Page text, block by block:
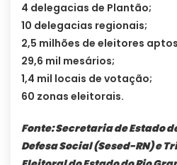
4 delegacias de Plantão;
10 delegacias regionais;
2,5 milhões de eleitores
29,6 mil mesários;
1,4 mil locais de votação;
60 zonas eleitorais.
Fonte: Secretaria de Estado
Defesa Social (Sesed-RN) e